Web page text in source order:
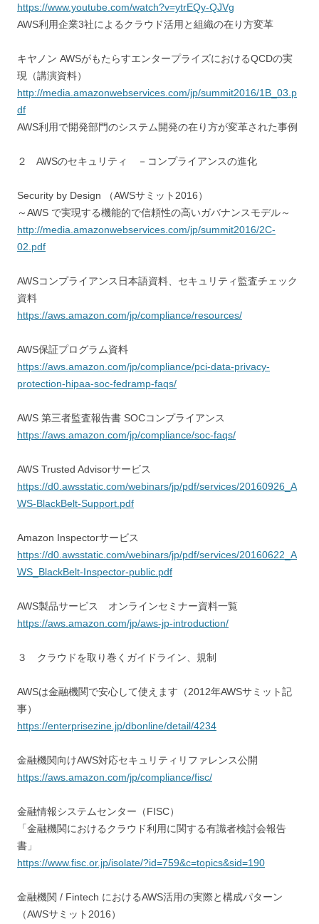
https://www.youtube.com/watch?v=ytrEQy-QJVg
AWS利用企業3社によるクラウド活用と組織の在り方変革
キヤノン AWSがもたらすエンタープライズにおけるQCDの実
現（講演資料）
http://media.amazonwebservices.com/jp/summit2016/1B_03.p
df
AWS利用で開発部門のシステム開発の在り方が変革された事例
２ AWSのセキュリティ －コンプライアンスの進化
Security by Design （AWSサミット2016）
～AWS で実現する機能的で信頼性の高いガバナンスモデル～
http://media.amazonwebservices.com/jp/summit2016/2C-
02.pdf
AWSコンプライアンス日本語資料、セキュリティ監査チェック
資料
https://aws.amazon.com/jp/compliance/resources/
AWS保証プログラム資料
https://aws.amazon.com/jp/compliance/pci-data-privacy-
protection-hipaa-soc-fedramp-faqs/
AWS 第三者監査報告書 SOCコンプライアンス
https://aws.amazon.com/jp/compliance/soc-faqs/
AWS Trusted Advisorサービス
https://d0.awsstatic.com/webinars/jp/pdf/services/20160926_A
WS-BlackBelt-Support.pdf
Amazon Inspectorサービス
https://d0.awsstatic.com/webinars/jp/pdf/services/20160622_A
WS_BlackBelt-Inspector-public.pdf
AWS製品サービス オンラインセミナー資料一覧
https://aws.amazon.com/jp/aws-jp-introduction/
３ クラウドを取り巻くガイドライン、規制
AWSは金融機関で安心して使えます（2012年AWSサミット記
事）
https://enterprisezine.jp/dbonline/detail/4234
金融機関向けAWS対応セキュリティリファレンス公開
https://aws.amazon.com/jp/compliance/fisc/
金融情報システムセンター（FISC）
「金融機関におけるクラウド利用に関する有識者検討会報告
書」
https://www.fisc.or.jp/isolate/?id=759&c=topics&sid=190
金融機関 / Fintech におけるAWS活用の実際と構成パターン
（AWSサミット2016）